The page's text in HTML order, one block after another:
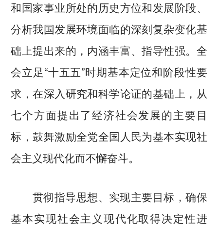
和国家事业所处的历史方位和发展阶段、
分析我国发展环境面临的深刻复杂变化基
础上提出来的，内涵丰富、指导性强。全
会立足“十五五”时期基本定位和阶段性要
求，在深入研究和科学论证的基础上，从
七个方面提出了经济社会发展的主要目
标，鼓舞激励全党全国人民为基本实现社
会主义现代化而不懈奋斗。
贯彻指导思想、实现主要目标，确保
基本实现社会主义现代化取得决定性进